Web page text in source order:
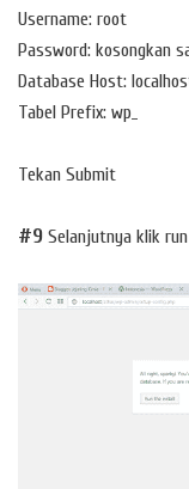
Username: root
Password: kosongkan
Database Host:
Tabel Prefix: wp_
Tekan Submit
#9 Selanjutnya klik